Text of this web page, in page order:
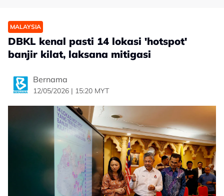
MALAYSIA
DBKL kenal pasti 14 lokasi 'hotspot'
banjir kilat, laksana mitigasi
Bernama
12/05/2026 | 15:20 MYT